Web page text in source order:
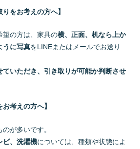
りをお考えの方へ】
望の方は、家具の横、正面、机なら上か
うに写真をLINEまたはメールでお送り
ていただき、引き取りが可能か判断させ
考えの方へ】
が多いです。
ビ、洗濯機については、種類や状態によ